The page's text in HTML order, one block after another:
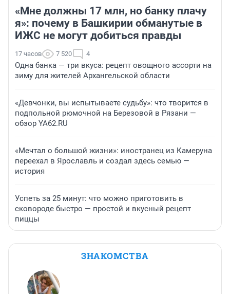
«Мне должны 17 млн, но банку плачу
я»: почему в Башкирии обманутые в
ИЖС не могут добиться правды
17 часов 7 520 4
Одна банка — три вкуса: рецепт овощного ассорти на
зиму для жителей Архангельской области
«Девчонки, вы испытываете судьбу»: что творится в
подпольной рюмочной на Березовой в Рязани —
обзор YA62.RU
«Мечтал о большой жизни»: иностранец из Камеруна
переехал в Ярославль и создал здесь семью —
история
Успеть за 25 минут: что можно приготовить в
сковороде быстро — простой и вкусный рецепт
пиццы
ЗНАКОМСТВА